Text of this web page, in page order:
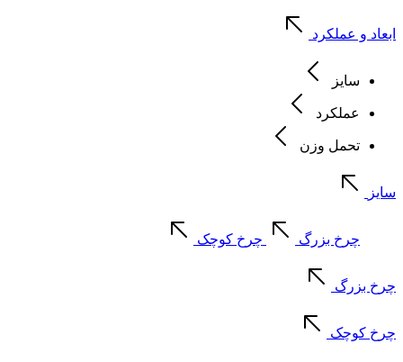
ابعاد و عملکرد
سایز
عملکرد
تحمل وزن
سایز
چرخ بزرگ چرخ کوچک
چرخ بزرگ
چرخ کوچک